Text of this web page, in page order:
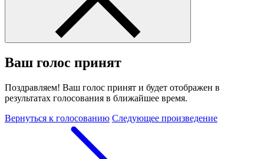
Ваш голос принят
Поздравляем! Ваш голос принят и будет отображен в
результатах голосования в ближайшее время.
Вернуться к голосованию Следующее произведение